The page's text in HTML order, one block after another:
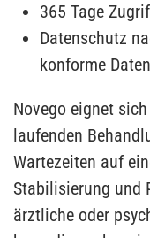
365 Tage
Datenschutz
konforme
Novego eignet
laufenden
Wartezeiten auf
Stabilisierung und
ärztliche oder